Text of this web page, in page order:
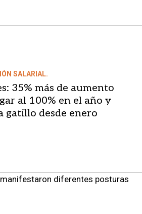
SALARIAL.
35% más de aumento
al 100% en el año y
gatillo desde enero
diferentes posturas